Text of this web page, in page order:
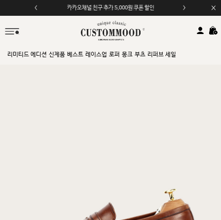
모바일 앱 자동 2,000원 할인
리미티드 에디션 신제품 베스트 레이스업 로퍼 몽크 부츠 리퍼브 세일